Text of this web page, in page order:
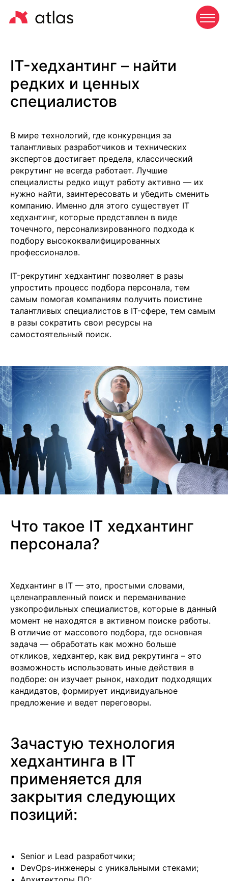
IT-хедхантинг – найти
редких и ценных
специалистов
В мире технологий, где конкуренция за
талантливых разработчиков и технических
экспертов достигает предела, классический
рекрутинг не всегда работает. Лучшие
специалисты редко ищут работу активно — их
нужно найти, заинтересовать и убедить сменить
компанию. Именно для этого существует IT
хедхантинг, которые представлен в виде
точечного, персонализированного подхода к
подбору высококвалифицированных
профессионалов.
IT-рекрутинг хедхантинг позволяет в разы
упростить процесс подбора персонала, тем
самым помогая компаниям получить поистине
талантливых специалистов в IT-сфере, тем самым
в разы сократить свои ресурсы на
самостоятельный поиск.
Что такое IT хедхантинг
персонала?
Хедхантинг в IT — это, простыми словами,
целенаправленный поиск и переманивание
узкопрофильных специалистов, которые в данный
момент не находятся в активном поиске работы.
В отличие от массового подбора, где основная
задача — обработать как можно больше
откликов, хедхантер, как вид рекрутинга – это
возможность использовать иные действия в
подборе: он изучает рынок, находит подходящих
кандидатов, формирует индивидуальное
предложение и ведет переговоры.
Зачастую технология
хедхантинга в IT
применяется для
закрытия следующих
позиций:
Senior и Lead разработчики;
DevOps-инженеры с уникальными стеками;